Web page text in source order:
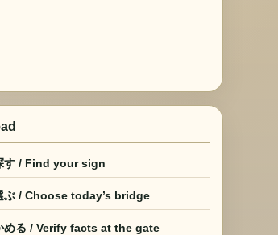
す / Find your sign
ぶ / Choose today’s bridge
める / Verify facts at the gate